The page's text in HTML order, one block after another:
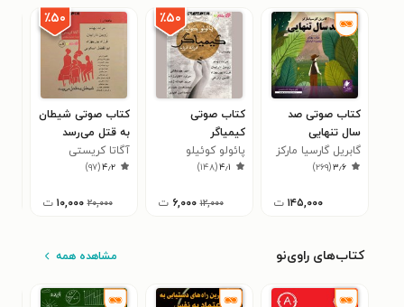
کتاب صوتی صد
سال تنهایی
گابریل گارسیا مارکز
۳٫۶(۲۶۹)
۱۴۵,۰۰۰ ت
٪۵۰
کتاب صوتی
کیمیاگر
پائولو کوئیلو
۴٫۱(۱۴۸)
۱۲,۰۰۰ ۶,۰۰۰ ت
٪۵۰
کتاب صوتی شیطان
به قتل می‌رسد
آگاتا کریستی
۴٫۲(۹۷)
۲۰,۰۰۰ ۱۰,۰۰۰ ت
کتاب‌های راوی‌نو مشاهده همه